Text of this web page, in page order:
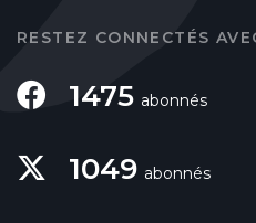
RESTEZ CONNECTÉS
1475 abonnés
1049 abonnés